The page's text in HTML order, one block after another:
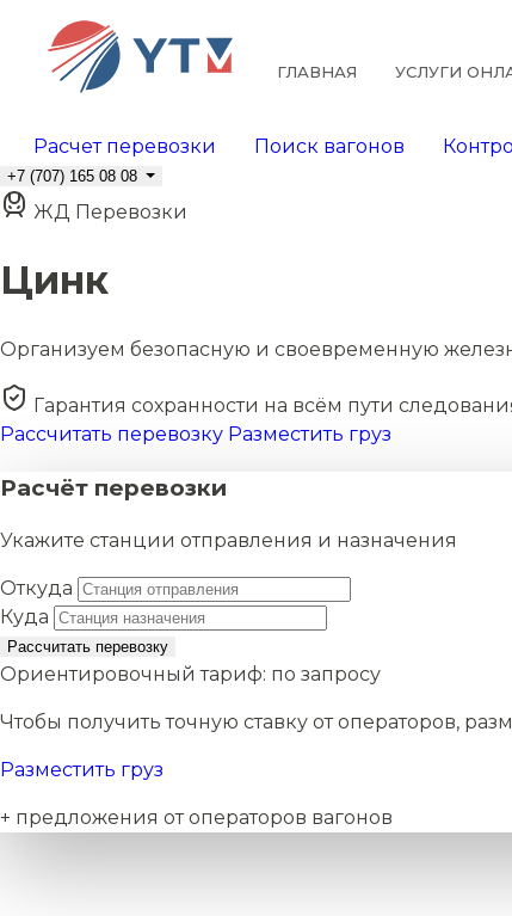
ГЛАВНАЯ УСЛУГИ
Расчет перевозки Поиск вагонов
+7 (707) 165 08 08
ЖД Перевозки
Цинк
Организуем безопасную и своевременную
Гарантия сохранности на всём пути
Рассчитать перевозку Разместить груз
Расчёт перевозки
Укажите станции отправления и назначения
Откуда
Куда
Рассчитать перевозку
Ориентировочный тариф: по запросу
Чтобы получить точную ставку от операторов,
Разместить груз
+ предложения от операторов вагонов